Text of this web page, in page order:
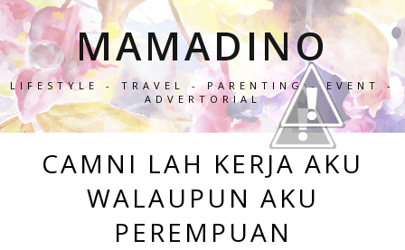
MAMADINO
LIFESTYLE - TRAVEL - PARENTING - EVENT -
ADVERTORIAL
CAMNI LAH KERJA AKU
WALAUPUN AKU
PEREMPUAN